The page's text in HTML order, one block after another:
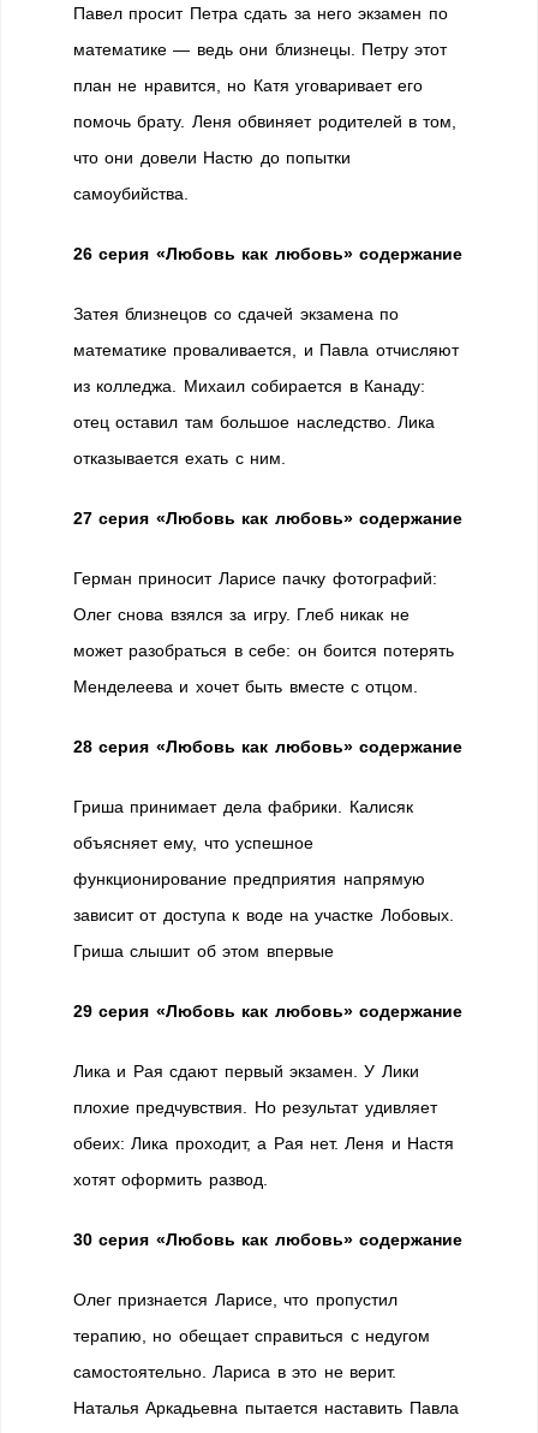
Павел просит Петра сдать за него экзамен по
математике — ведь они близнецы. Петру этот
план не нравится, но Катя уговаривает его
помочь брату. Леня обвиняет родителей в том,
что они довели Настю до попытки
самоубийства.
26 серия «Любовь как любовь» содержание
Затея близнецов со сдачей экзамена по
математике проваливается, и Павла отчисляют
из колледжа. Михаил собирается в Канаду:
отец оставил там большое наследство. Лика
отказывается ехать с ним.
27 серия «Любовь как любовь» содержание
Герман приносит Ларисе пачку фотографий:
Олег снова взялся за игру. Глеб никак не
может разобраться в себе: он боится потерять
Менделеева и хочет быть вместе с отцом.
28 серия «Любовь как любовь» содержание
Гриша принимает дела фабрики. Калисяк
объясняет ему, что успешное
функционирование предприятия напрямую
зависит от доступа к воде на участке Лобовых.
Гриша слышит об этом впервые
29 серия «Любовь как любовь» содержание
Лика и Рая сдают первый экзамен. У Лики
плохие предчувствия. Но результат удивляет
обеих: Лика проходит, а Рая нет. Леня и Настя
хотят оформить развод.
30 серия «Любовь как любовь» содержание
Олег признается Ларисе, что пропустил
терапию, но обещает справиться с недугом
самостоятельно. Лариса в это не верит.
Наталья Аркадьевна пытается наставить Павла